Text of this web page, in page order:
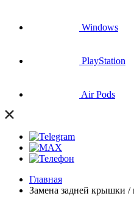
Windows
PlayStation
Air Pods
Главная
Замена задней крышки /